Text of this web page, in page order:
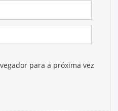
para a próxima vez